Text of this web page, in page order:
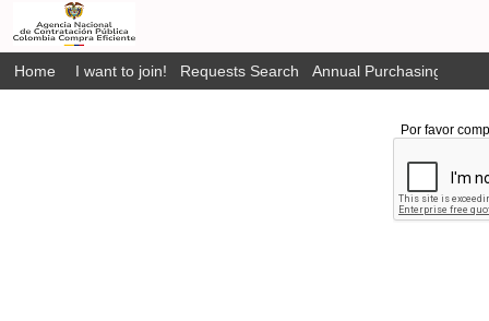
Home I want to join! Requests Search Annual Purchasing Plan
Por favor